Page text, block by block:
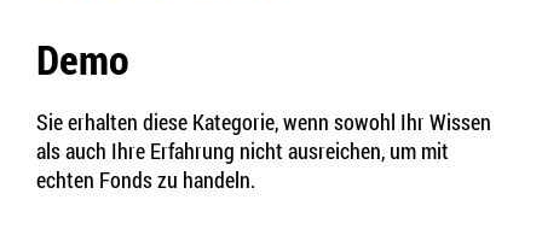
Demo
Sie erhalten diese Kategorie, wenn sowohl Ihr Wissen
als auch Ihre Erfahrung nicht ausreichen, um mit
echten Fonds zu handeln.